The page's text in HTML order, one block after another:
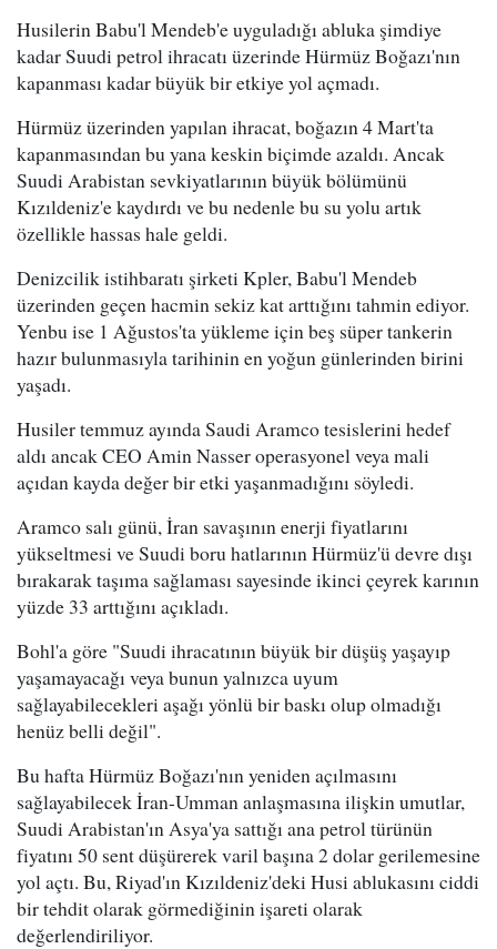
Husilerin Babu'l Mendeb'e uyguladığı abluka şimdiye
kadar Suudi petrol ihracatı üzerinde Hürmüz Boğazı'nın
kapanması kadar büyük bir etkiye yol açmadı.
Hürmüz üzerinden yapılan ihracat, boğazın 4 Mart'ta
kapanmasından bu yana keskin biçimde azaldı. Ancak
Suudi Arabistan sevkiyatlarının büyük bölümünü
Kızıldeniz'e kaydırdı ve bu nedenle bu su yolu artık
özellikle hassas hale geldi.
Denizcilik istihbaratı şirketi Kpler, Babu'l Mendeb
üzerinden geçen hacmin sekiz kat arttığını tahmin ediyor.
Yenbu ise 1 Ağustos'ta yükleme için beş süper tankerin
hazır bulunmasıyla tarihinin en yoğun günlerinden birini
yaşadı.
Husiler temmuz ayında Saudi Aramco tesislerini hedef
aldı ancak CEO Amin Nasser operasyonel veya mali
açıdan kayda değer bir etki yaşanmadığını söyledi.
Aramco salı günü, İran savaşının enerji fiyatlarını
yükseltmesi ve Suudi boru hatlarının Hürmüz'ü devre dışı
bırakarak taşıma sağlaması sayesinde ikinci çeyrek karının
yüzde 33 arttığını açıkladı.
Bohl'a göre "Suudi ihracatının büyük bir düşüş yaşayıp
yaşamayacağı veya bunun yalnızca uyum
sağlayabilecekleri aşağı yönlü bir baskı olup olmadığı
henüz belli değil".
Bu hafta Hürmüz Boğazı'nın yeniden açılmasını
sağlayabilecek İran-Umman anlaşmasına ilişkin umutlar,
Suudi Arabistan'ın Asya'ya sattığı ana petrol türünün
fiyatını 50 sent düşürerek varil başına 2 dolar gerilemesine
yol açtı. Bu, Riyad'ın Kızıldeniz'deki Husi ablukasını ciddi
bir tehdit olarak görmediğinin işareti olarak
değerlendiriliyor.